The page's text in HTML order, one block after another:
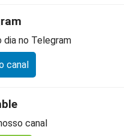
dia no Telegram
canal
canal